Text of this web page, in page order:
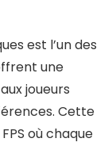
est l’un des
une
joueurs
Cette
où chaque